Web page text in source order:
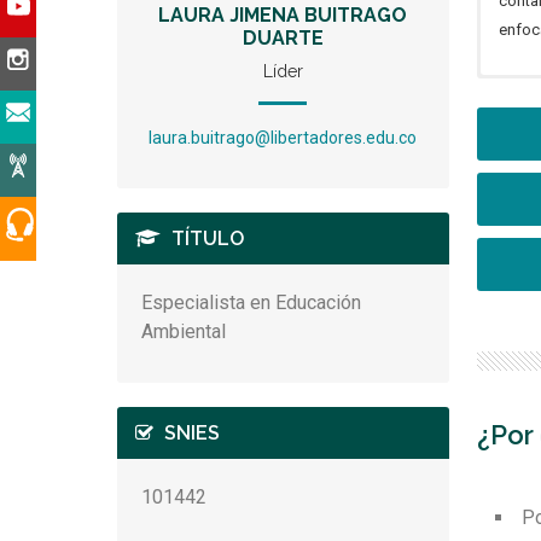
LAURA JIMENA BUITRAGO
DUARTE
Líder
laura.buitrago@libertadores.edu.co
TÍTULO
Especialista en Educación
Ambiental
SNIES
101442
la
Así